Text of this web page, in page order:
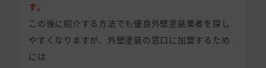
す。
この後に紹介する方法でも優良外壁塗装業者を探し
やすくなりますが、外壁塗装の窓口に加盟するため
には